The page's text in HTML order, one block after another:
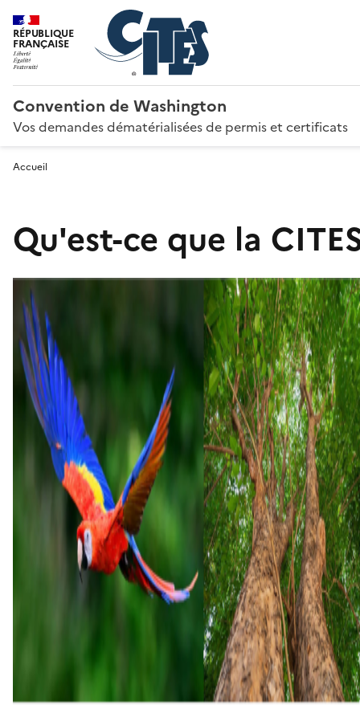
RÉPUBLIQUE
FRANÇAISE
Convention de Washington
Vos demandes dématérialisées de permis et certificats
Accueil
Qu'est-ce que la